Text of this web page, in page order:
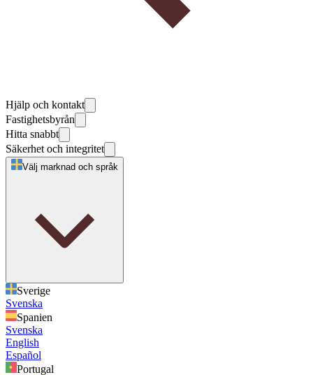
Hjälp och kontakt
Fastighetsbyrån
Hitta snabbt
Säkerhet och integritet
Välj marknad och språk
Sverige
Svenska
Spanien
Svenska
English
Español
Portugal